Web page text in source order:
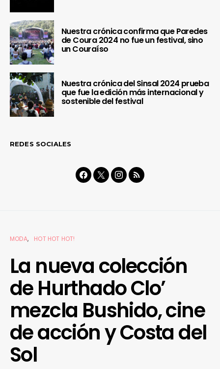
Nuestra crónica confirma que Paredes
de Coura 2024 no fue un festival, sino
un Couraíso
Nuestra crónica del Sinsal 2024 prueba
que fue la edición más internacional y
sostenible del festival
REDES SOCIALES
MODA HOT HOT HOT!
La nueva colección
de Hurthado Clo’
mezcla Bushido, cine
de acción y Costa del
Sol